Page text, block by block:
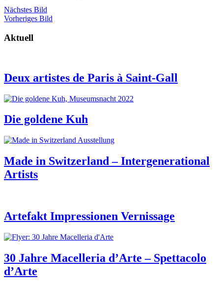
Nächstes Bild
Vorheriges Bild
Aktuell
Deux artistes de Paris à Saint-Gall
Die goldene Kuh
Made in Switzerland – Intergenerational
Artists
Artefakt Impressionen Vernissage
30 Jahre Macelleria d’Arte – Spettacolo
d’Arte